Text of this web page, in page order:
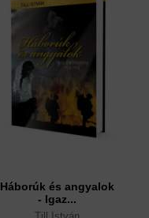
Háborúk és angyalok
- Igaz...